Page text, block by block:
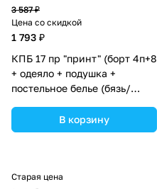
3 587 ₽
Цена со скидкой
1 793 ₽
КПБ 17 пр "принт" (борт 4п+8
+ одеяло + подушка +
постельное белье (бязь/
(№П207_4а8бб_13) цвета в
ассортименте.
В корзину
Старая цена